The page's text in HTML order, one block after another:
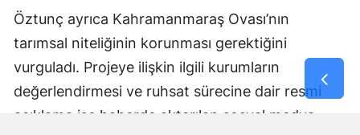
Öztunç ayrıca Kahramanmaraş Ovası’nın
tarımsal niteliğinin korunması gerektiğini
vurguladı. Projeye ilişkin ilgili kurumların
değerlendirmesi ve ruhsat sürecine dair resmi
açıklama ise haberde aktarılan sosyal medya